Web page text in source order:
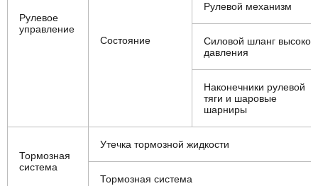
Рулевое
управление
Состояние
Рулевой механизм
Силовой шланг
давления
Наконечники рулевой
тяги и шаровые
шарниры
Тормозная
система
Утечка тормозной жидкости
Тормозная система